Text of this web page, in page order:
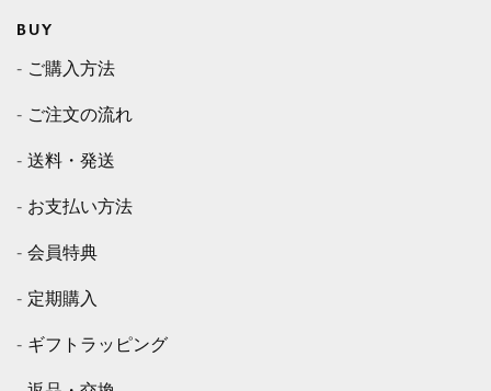
BUY
ご購入方法
ご注文の流れ
送料・発送
お支払い方法
会員特典
定期購入
ギフトラッピング